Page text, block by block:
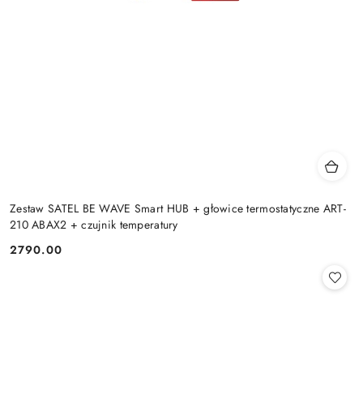
Zestaw SATEL BE WAVE Smart HUB + głowice termostatyczne ART-
210 ABAX2 + czujnik temperatury
Cena:
2790.00